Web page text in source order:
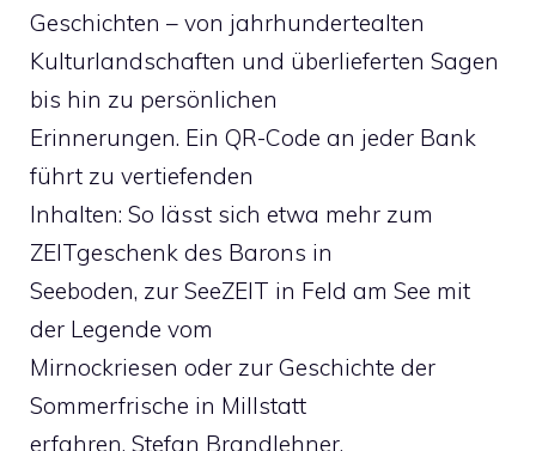
Geschichten – von jahrhundertealten
Kulturlandschaften und überlieferten Sagen
bis hin zu persönlichen
Erinnerungen. Ein QR-Code an jeder Bank
führt zu vertiefenden
Inhalten: So lässt sich etwa mehr zum
ZEITgeschenk des Barons in
Seeboden, zur SeeZEIT in Feld am See mit
der Legende vom
Mirnockriesen oder zur Geschichte der
Sommerfrische in Millstatt
erfahren. Stefan Brandlehner,